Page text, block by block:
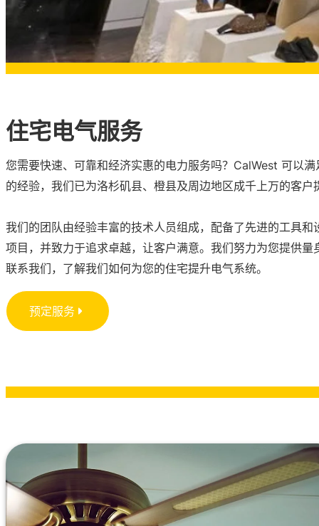
住宅电气服务
您需要快速、可靠和经济实惠的电力服务吗？CalWest 可以
的经验，我们已为洛杉矶县、橙县及周边地区成千上万的客户
我们的团队由经验丰富的技术人员组成，配备了先进的工具和
项目，并致力于追求卓越，让客户满意。我们努力为您提供量
联系我们，了解我们如何为您的住宅提升电气系统。
预定服务